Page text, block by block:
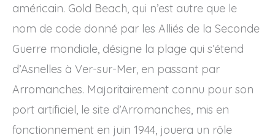
américain. Gold Beach, qui n’est autre que le
nom de code donné par les Alliés de la Seconde
Guerre mondiale, désigne la plage qui s’étend
d’Asnelles à Ver-sur-Mer, en passant par
Arromanches. Majoritairement connu pour son
port artificiel, le site d’Arromanches, mis en
fonctionnement en juin 1944, jouera un rôle